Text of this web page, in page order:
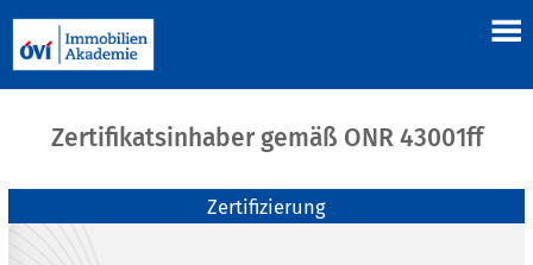
Zertifikatsinhaber gemäß ONR 43001ff
Zertifizierung